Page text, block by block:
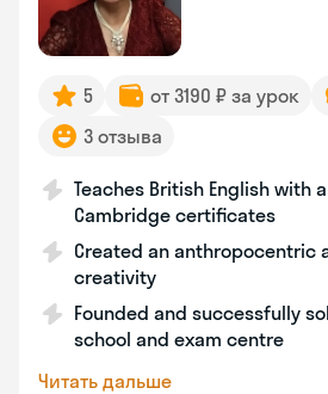
5 от 3190 ₽ за урок
3 отзыва
Teaches British English with
Cambridge certificates
Created an anthropocentric
creativity
Founded and successfully
school and exam centre
Читать дальше